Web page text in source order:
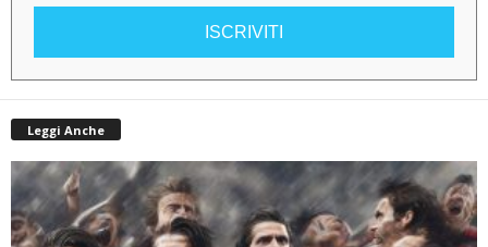
ISCRIVITI
Leggi Anche